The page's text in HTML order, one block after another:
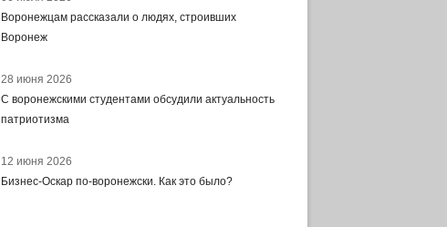
Воронежцам рассказали о людях, строивших
Воронеж
28 июня 2026
С воронежскими студентами обсудили актуальность
патриотизма
12 июня 2026
Бизнес-Оскар по-воронежски. Как это было?